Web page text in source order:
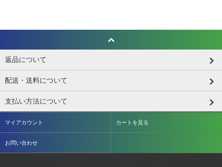
返品について
配送・送料について
支払い方法について
マイアカウント カートを見る
お問い合わせ